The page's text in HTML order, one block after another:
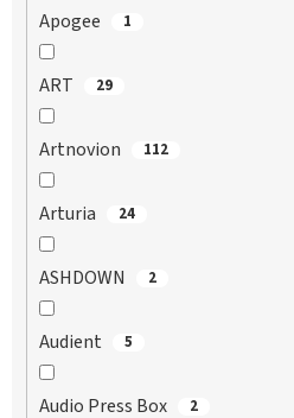
Apogee 1
ART 29
Artnovion 112
Arturia 24
ASHDOWN 2
Audient 5
Audio Press Box 2